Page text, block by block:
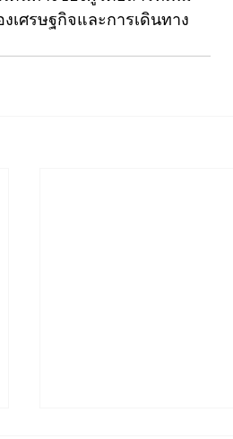
ศรษฐกิจและการเดินทาง